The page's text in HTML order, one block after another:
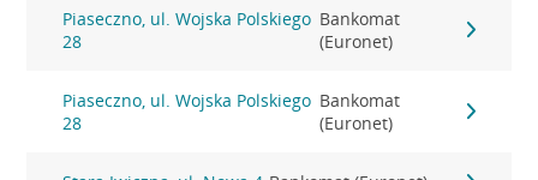
Piaseczno, ul. Wojska Polskiego
28
Bankomat
(Euronet)
Piaseczno, ul. Wojska Polskiego
28
Bankomat
(Euronet)